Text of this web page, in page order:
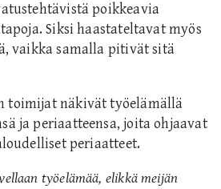
poikkeavia
Siksi haastateltavat myös
vaikka samalla pitivät sitä
toimijat näkivät työelämällä
ja periaatteensa, joita ohjaavat
periaatteet.
työelämää, elikkä meijän